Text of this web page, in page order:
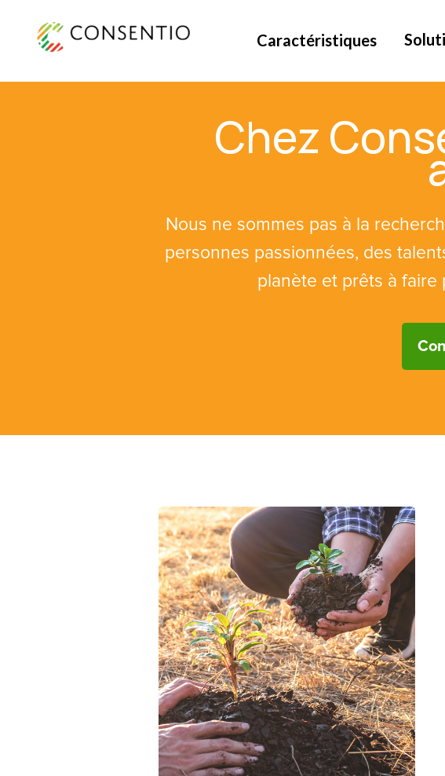
Caractéristiques
Chez
Nous ne sommes pas à la
personnes passionnées, des
planète et prêts à faire